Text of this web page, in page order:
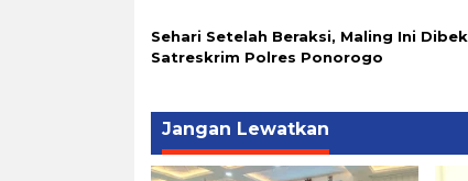
Sehari Setelah Beraksi, Maling Ini
Satreskrim Polres Ponorogo
Jangan Lewatkan